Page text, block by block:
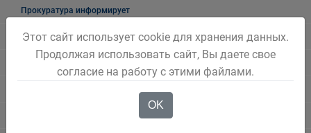
Прокуратура информирует
ГИБДД
Полиция
Этот сайт использует cookie для хранения данных.
Продолжая использовать сайт, Вы даете свое
согласие на работу с этими файлами.
OK